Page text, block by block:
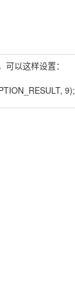
以这样设置：
9);